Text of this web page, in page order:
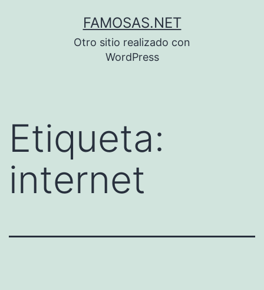
FAMOSAS.NET
Otro sitio realizado con
WordPress
Etiqueta:
internet